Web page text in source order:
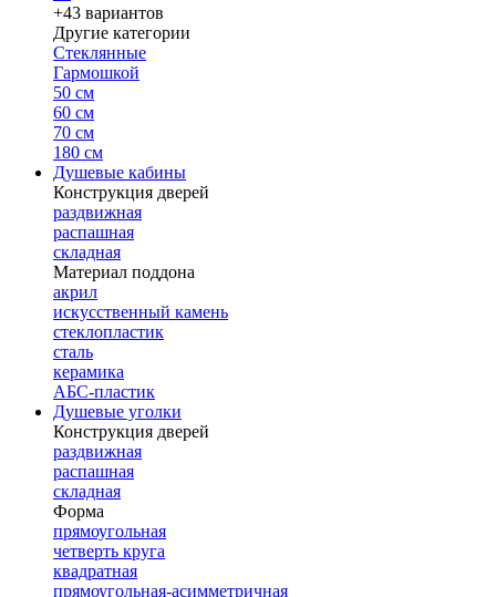
+43 вариантов
Другие категории
Стеклянные
Гармошкой
50 см
60 см
70 см
180 см
Душевые кабины
Конструкция дверей
раздвижная
распашная
складная
Материал поддона
акрил
искусственный камень
стеклопластик
сталь
керамика
АБС-пластик
Душевые уголки
Конструкция дверей
раздвижная
распашная
складная
Форма
прямоугольная
четверть круга
квадратная
прямоугольная-асимметричная